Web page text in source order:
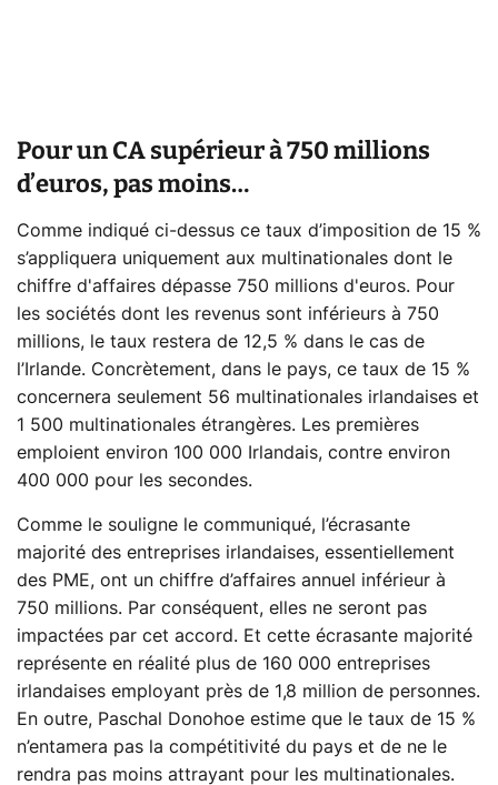
Pour un CA supérieur à 750 millions
d’euros, pas moins…
Comme indiqué ci-dessus ce taux d’imposition de 15 %
s’appliquera uniquement aux multinationales dont le
chiffre d'affaires dépasse 750 millions d'euros. Pour
les sociétés dont les revenus sont inférieurs à 750
millions, le taux restera de 12,5 % dans le cas de
l’Irlande. Concrètement, dans le pays, ce taux de 15 %
concernera seulement 56 multinationales irlandaises et
1 500 multinationales étrangères. Les premières
emploient environ 100 000 Irlandais, contre environ
400 000 pour les secondes.
Comme le souligne le communiqué, l’écrasante
majorité des entreprises irlandaises, essentiellement
des PME, ont un chiffre d’affaires annuel inférieur à
750 millions. Par conséquent, elles ne seront pas
impactées par cet accord. Et cette écrasante majorité
représente en réalité plus de 160 000 entreprises
irlandaises employant près de 1,8 million de personnes.
En outre, Paschal Donohoe estime que le taux de 15 %
n’entamera pas la compétitivité du pays et de ne le
rendra pas moins attrayant pour les multinationales.